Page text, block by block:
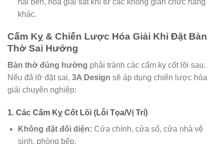
hai bên, hóa giải sát khí từ các không gian chức năng
khác.
Cấm Kỵ & Chiến Lược Hóa Giải Khi Đặt Bàn
Thờ Sai Hướng
Bàn thờ đúng hướng phải tránh các cấm kỵ cốt lõi sau.
Nếu đã lỡ đặt sai, 3A Design sẽ áp dụng chiến lược hóa
giải chuyên nghiệp:
1. Các Cấm Kỵ Cốt Lõi (Lỗi Tọa/Vị Trí)
Không đặt đối diện: Cửa chính, cửa sổ, cửa nhà vệ
sinh, phòng bếp.